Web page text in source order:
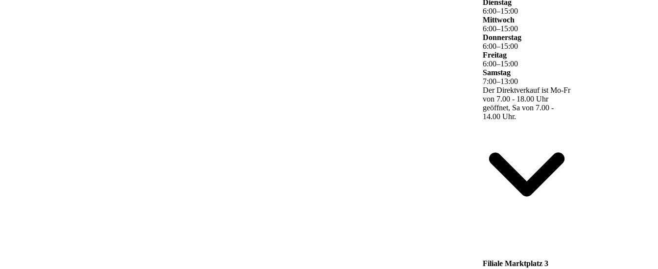
Dienstag
6:00–15:00
Mittwoch
6:00–15:00
Donnerstag
6:00–15:00
Freitag
6:00–15:00
Samstag
7:00–13:00
Der Direktverkauf ist Mo-Fr
von 7.00 - 18.00 Uhr
geöffnet, Sa von 7.00 -
14.00 Uhr.
Filiale Marktplatz 3